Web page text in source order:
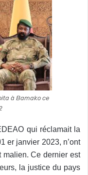
à Bamako ce
qui réclamait la
er janvier 2023, n’ont
malien. Ce dernier est
la justice du pays